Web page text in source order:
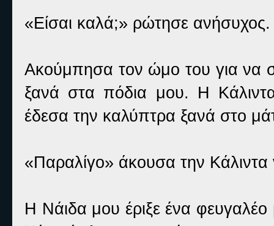
«Είσαι καλά;» ρώτησε ανήσυχος.
Ακούμπησα τον ώμο του για να
ξανά στα πόδια μου. Η
έδεσα την καλύπτρα ξανά στο
«Παραλίγο» άκουσα την
Η Νάιδα μου έριξε ένα φευγαλέο